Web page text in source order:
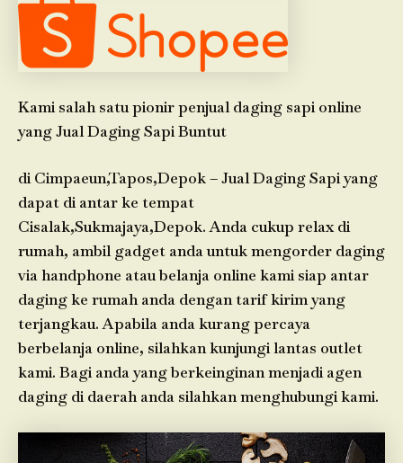
Kami salah satu pionir penjual daging sapi online
yang Jual Daging Sapi Buntut
di Cimpaeun,Tapos,Depok – Jual Daging Sapi yang
dapat di antar ke tempat
Cisalak,Sukmajaya,Depok. Anda cukup relax di
rumah, ambil gadget anda untuk mengorder daging
via handphone atau belanja online kami siap antar
daging ke rumah anda dengan tarif kirim yang
terjangkau. Apabila anda kurang percaya
berbelanja online, silahkan kunjungi lantas outlet
kami. Bagi anda yang berkeinginan menjadi agen
daging di daerah anda silahkan menghubungi kami.